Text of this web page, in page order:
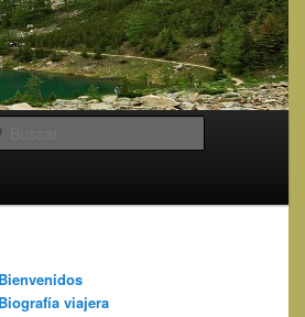
Bienvenidos
Biografía viajera